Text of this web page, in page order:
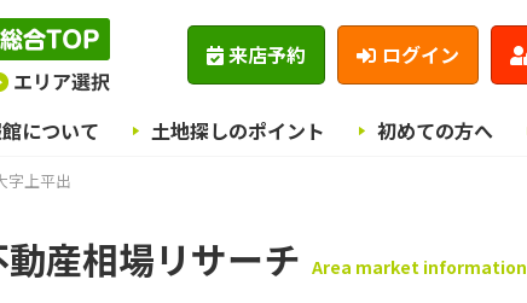
来店予約 ログイン
について 土地探しのポイント 初めての方へ
字上平出
産相場リサーチ Area market information